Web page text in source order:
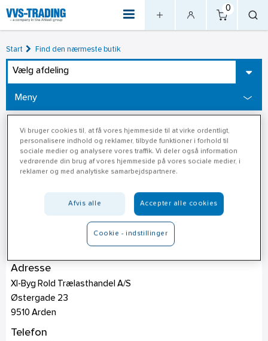
0
Start Find den nærmeste butik
Vælg afdeling
Meny
Xl-Byg Rold Trælasthandel A/S
Adresse
Xl-Byg Rold Trælasthandel A/S
Østergade 23
9510 Arden
Telefon
Vi bruger cookies til, at få vores hjemmeside til at virke ordentligt,
personalisere indhold og reklamer, tilbyde funktioner i forhold til
sociale medier og analysere vores traffik. Vi deler også information
vedrørende din brug af vores hjemmeside på vores sociale medier, i
reklamer og med analytiske samarbejdspartnere.
Afvis alle Accepter alle cookies
Cookie - indstillinger